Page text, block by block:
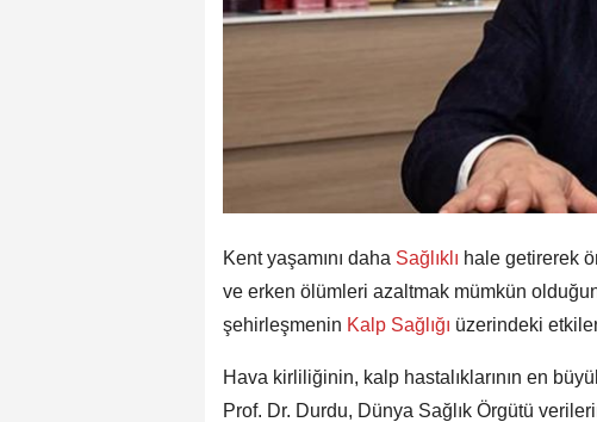
Kent yaşamını daha Sağlıklı hale getirerek
ve erken ölümleri azaltmak mümkün
şehirleşmenin Kalp Sağlığı üzerindeki
Hava kirliliğinin, kalp hastalıklarının en
Prof. Dr. Durdu, Dünya Sağlık Örgütü